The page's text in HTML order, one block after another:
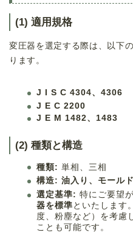
(1) 適用規格
変圧器を選定する際は、以下
ります。
J I S C 4304、4306
J E C 2200
J E M 1482、1483
(2) 種類と構造
種類: 単相、三相
構造: 油入り、モール
選定基準: 特にご要望
器を標準 といたします
度、粉塵など）を考慮
ことも可能です。